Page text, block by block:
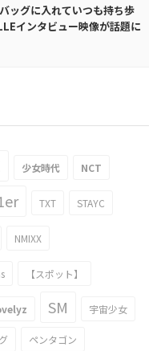
ッグに入れていつも持ち歩
インタビュー映像が話題に
少女時代 NCT
TXT STAYC
NMIXX
【スポット】
SM 宇宙少女
ペンタゴン